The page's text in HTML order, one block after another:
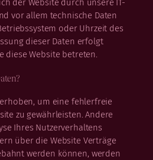
der Website durch unsere IT-
vor allem technische Daten
oder Uhrzeit des
dieser Daten erfolgt
diese Website betreten.
um eine fehlerfreie
zu gewährleisten. Andere
Ihres Nutzerverhaltens
über die Website Verträge
werden können, werden